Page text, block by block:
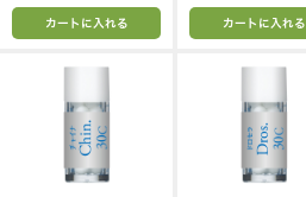
カートに入れる カートに入れる